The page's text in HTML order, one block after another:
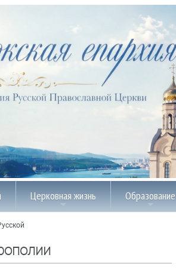
Церковная жизнь Образование